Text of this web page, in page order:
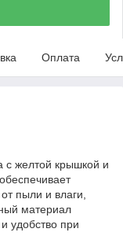
Оплата
с желтой крышкой и
пыли и влаги,
материал
удобство при